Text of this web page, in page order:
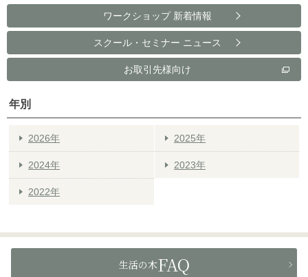
ワークショップ 新着情報
スクール・セミナー ニュース
お取引先様向け
年別
2026年 2025年
2024年 2023年
2022年
生活の木FAQ